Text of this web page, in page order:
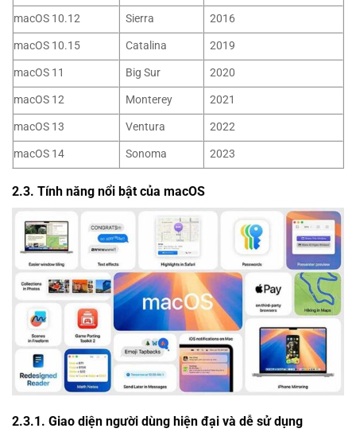
macOS 10.12
Sierra
2016
macOS 10.15
Catalina
2019
macOS 11
Big Sur
2020
macOS 12
Monterey
2021
macOS 13
Ventura
2022
macOS 14
Sonoma 2023
2.3. Tính năng nổi bật của macOS
2.3.1. Giao diện người dùng hiện đại và dễ sử dụng